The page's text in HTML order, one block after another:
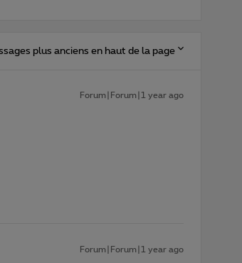
plus anciens en haut de la page
Forum|Forum|1 year ago
Forum|Forum|1 year ago